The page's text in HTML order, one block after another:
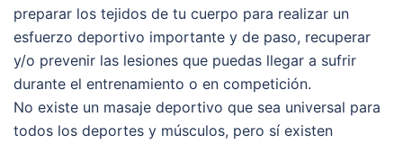
preparar los tejidos de tu cuerpo para realizar un
esfuerzo deportivo importante y de paso, recuperar
y/o prevenir las lesiones que puedas llegar a sufrir
durante el entrenamiento o en competición.
No existe un masaje deportivo que sea universal para
todos los deportes y músculos, pero sí existen